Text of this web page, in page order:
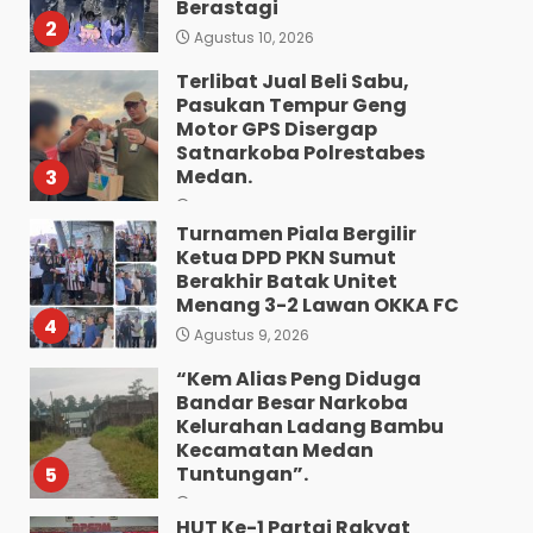
2
Berastagi
Agustus 10, 2026
3
Terlibat Jual Beli Sabu,
Pasukan Tempur Geng
Motor GPS Disergap
Satnarkoba Polrestabes
Medan.
4
Turnamen Piala Bergilir
Ketua DPD PKN Sumut
Berakhir Batak Unitet
Menang 3-2 Lawan OKKA FC
Agustus 9, 2026
5
“Kem Alias Peng Diduga
Bandar Besar Narkoba
Kelurahan Ladang Bambu
Kecamatan Medan
Tuntungan”.